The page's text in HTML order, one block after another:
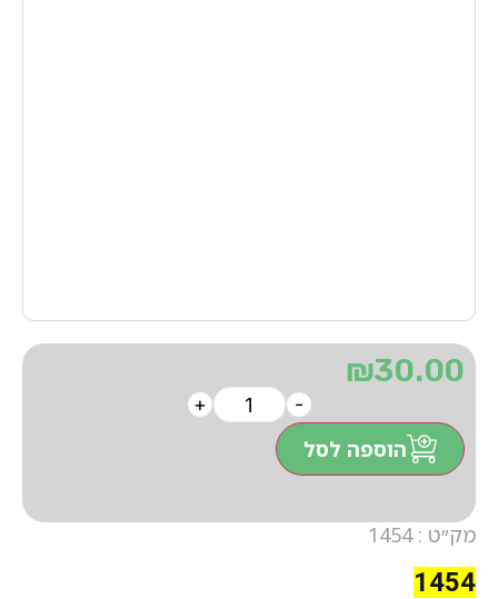
מק״ט : 1454
1454
₪30.00
-
+
הוספה לסל